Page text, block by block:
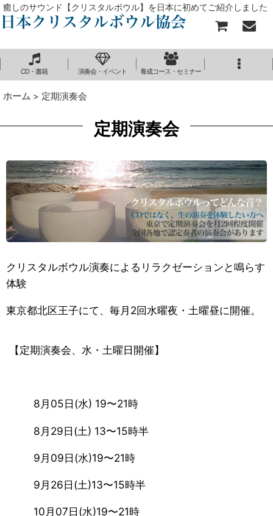
癒しのサウンド【クリスタルボウル】を日本に初めてご紹介しました
CD・書籍 演奏会・イベント 養成コース・セミナー
ホーム > 定期演奏会
定期演奏会
クリスタルボウル演奏によるリラクゼーションと鳴らす
体験
東京都北区王子にて、毎月2回水曜夜・土曜昼に開催。
【定期演奏会、水・土曜日開催】
8月05日(水) 19〜21時
8月29日(土) 13〜15時半
9月09日(水)19〜21時
9月26日(土)13〜15時半
10月07日(水)19〜21時